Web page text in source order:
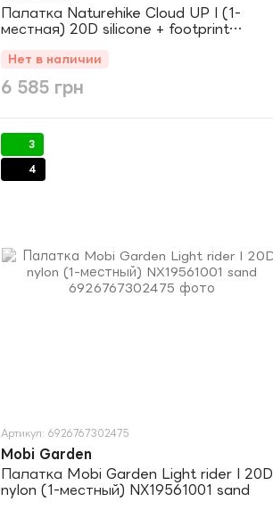
Палатка Naturehike Cloud UP I (1-
местная) 20D silicone + footprint
6 585 грн
Нет в наличии
3
4
Артикул: 6926767302475
Mobi Garden
Палатка Mobi Garden Light rider I 20D
nylon (1-местный) NX19561001 sand